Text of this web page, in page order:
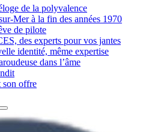
de la polyvalence
Mer à la fin des années 1970
de pilote
des experts pour vos jantes
identité, même expertise
dans l’âme
offre